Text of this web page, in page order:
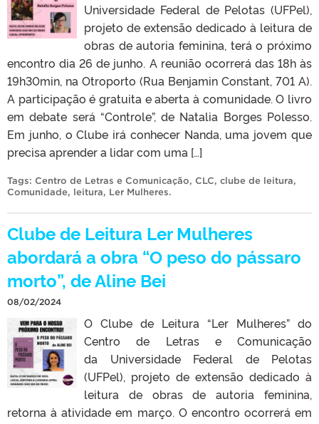
Universidade Federal de Pelotas (UFPel),
projeto de extensão dedicado à leitura de
obras de autoria feminina, terá o próximo
encontro dia 26 de junho. A reunião ocorrerá das 18h às
19h30min, na Otroporto (Rua Benjamin Constant, 701 A).
A participação é gratuita e aberta à comunidade. O livro
em debate será “Controle”, de Natalia Borges Polesso.
Em junho, o Clube irá conhecer Nanda, uma jovem que
precisa aprender a lidar com uma […]
Tags: Centro de Letras e Comunicação, CLC, clube de leitura,
Comunidade, leitura, Ler Mulheres.
Clube de Leitura Ler Mulheres
abordará a obra “O peso do pássaro
morto”, de Aline Bei
08/02/2024
O Clube de Leitura “Ler Mulheres” do
Centro de Letras e Comunicação
da Universidade Federal de Pelotas
(UFPel), projeto de extensão dedicado à
leitura de obras de autoria feminina,
retorna à atividade em março. O encontro ocorrerá em